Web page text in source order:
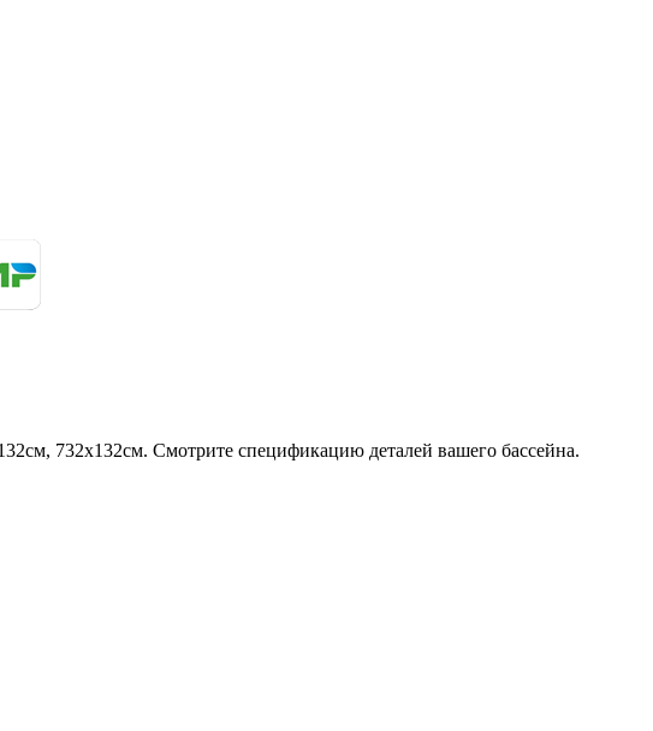
732х132см. Смотрите спецификацию деталей вашего бассейна.